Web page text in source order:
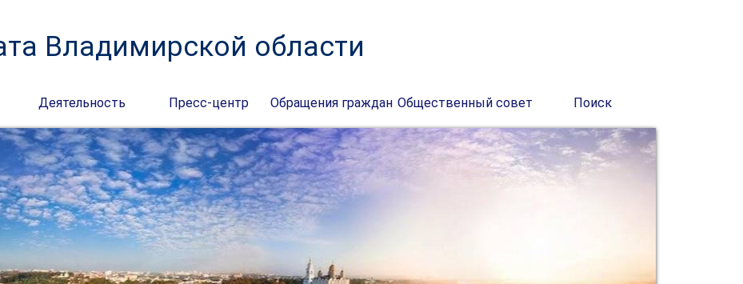
Владимирской области
Деятельность Пресс-центр Обращения граждан Общественный совет Поиск